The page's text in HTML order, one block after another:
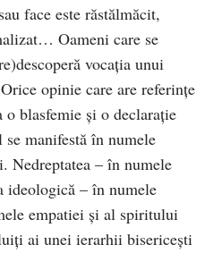
face este răstălmăcit,
Oameni care se
vocaţia unui
Orice opinie care are referinţe
o blasfemie şi o declaraţie
manifestă în numele
Nedreptatea – în numele
ideologică – în numele
empatiei şi al spiritului
ai unei ierarhii bisericeşti